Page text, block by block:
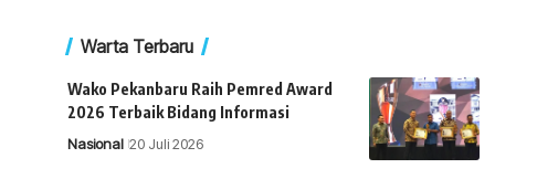
Warta Terbaru
Wako Pekanbaru Raih Pemred Award
2026 Terbaik Bidang Informasi
Nasional 20 Juli 2026